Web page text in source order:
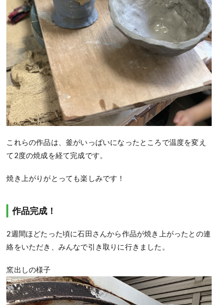
これらの作品は、釜がいっぱいになったところで温度を変え
て 2度の焼成を経て完成です。
焼き上がりがとっても楽しみです！
作品完成！
2週間ほどたった頃に石田さんから作品が焼き上がったとの連
絡をいただき、みんなで引き取りに行きました。
窯出しの様子